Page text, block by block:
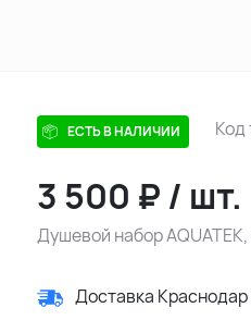
ЕСТЬ В НАЛИЧИИ Код
3 500 ₽ / шт.
Душевой набор
Доставка Краснодар